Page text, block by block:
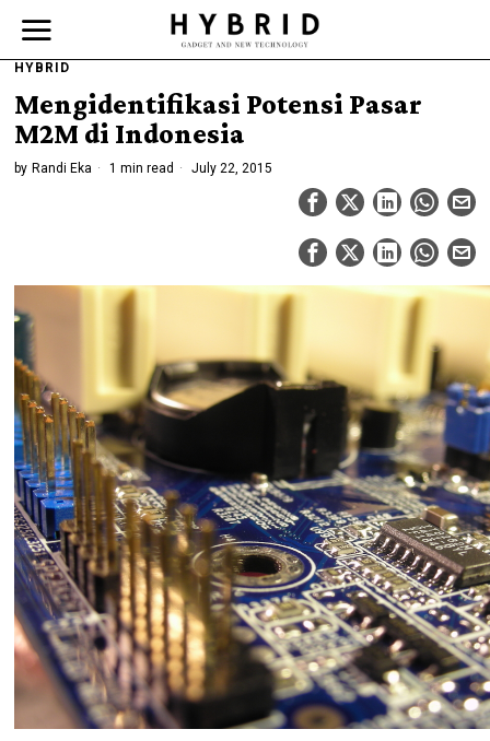
HYBRID
Mengidentifikasi Potensi Pasar
M2M di Indonesia
by Randi Eka 1 min read July 22, 2015